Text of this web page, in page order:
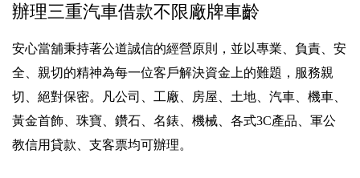
辦理三重汽車借款不限廠牌車齡
安心當舖秉持著公道誠信的經營原則，並以專業、負責、安
全、親切的精神為每一位客戶解決資金上的難題，服務親
切、絕對保密。凡公司、工廠、房屋、土地、汽車、機車、
黃金首飾、珠寶、鑽石、名錶、機械、各式3C產品、軍公
教信用貸款、支客票均可辦理。